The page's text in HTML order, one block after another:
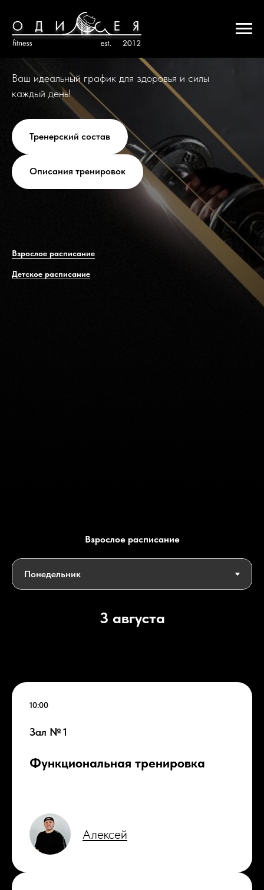
Ваш идеальный график для здоровья и силы
каждый день!
Тренерский состав
Описания тренировок
Взрослое расписание
Детское расписание
Взрослое расписание
3 августа
10:00
Зал № 1
Функциональная тренировка
Алексей